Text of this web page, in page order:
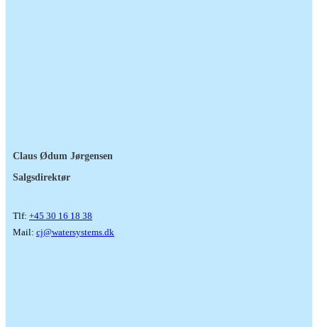
Claus Ødum Jørgensen
Salgsdirektør
Tlf: +45 30 16 18 38
Mail: cj@watersystems.dk